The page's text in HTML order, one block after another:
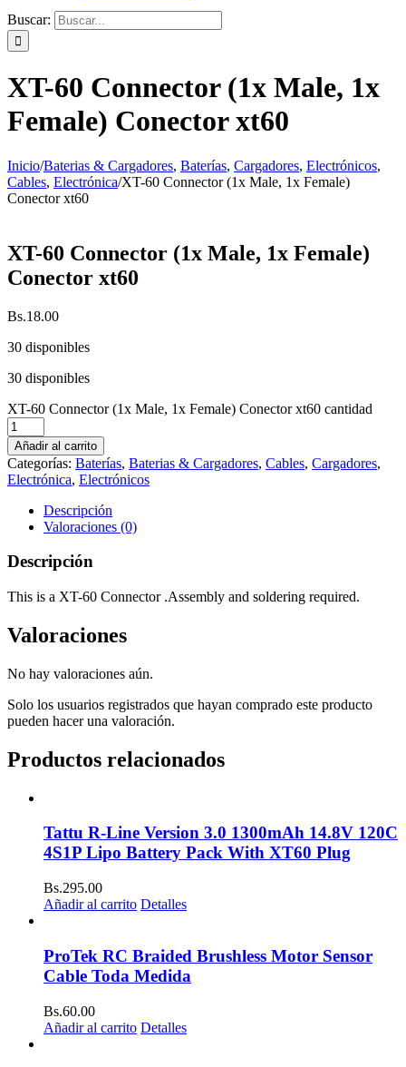
Buscar:
XT-60 Connector (1x Male, 1x
Female) Conector xt60
Inicio/Baterias & Cargadores, Baterías, Cargadores, Electrónicos,
Cables, Electrónica/XT-60 Connector (1x Male, 1x Female)
Conector xt60
XT-60 Connector (1x Male, 1x Female)
Conector xt60
Bs.18.00
30 disponibles
30 disponibles
XT-60 Connector (1x Male, 1x Female) Conector xt60 cantidad
Añadir al carrito
Categorías: Baterías, Baterias & Cargadores, Cables, Cargadores,
Electrónica, Electrónicos
Descripción
Valoraciones (0)
Descripción
This is a XT-60 Connector .Assembly and soldering required.
Valoraciones
No hay valoraciones aún.
Solo los usuarios registrados que hayan comprado este producto
pueden hacer una valoración.
Productos relacionados
Tattu R-Line Version 3.0 1300mAh 14.8V 120C
4S1P Lipo Battery Pack With XT60 Plug
Bs.295.00
Añadir al carrito Detalles
ProTek RC Braided Brushless Motor Sensor
Cable Toda Medida
Bs.60.00
Añadir al carrito Detalles